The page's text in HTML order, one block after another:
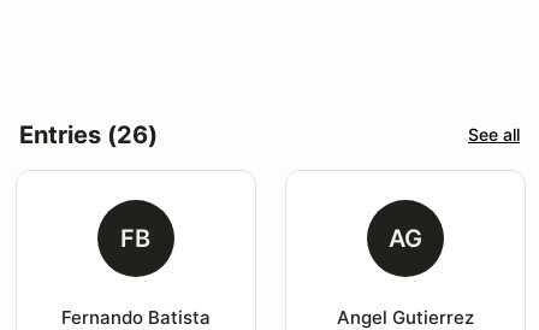
Entries (26) See all
FB
Fernando Batista
AG
Angel Gutierrez